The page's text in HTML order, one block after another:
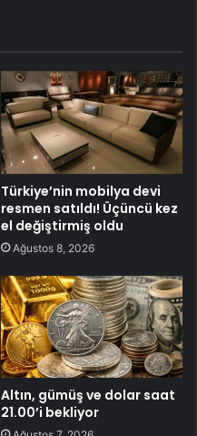
Türkiye’nin mobilya devi
resmen satıldı! Üçüncü kez
el değiştirmiş oldu
Ağustos 8, 2026
Altın, gümüş ve dolar saat
21.00’i bekliyor